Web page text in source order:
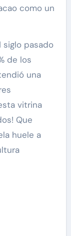
como un
pasado
de los
una
vitrina
Que
huele a